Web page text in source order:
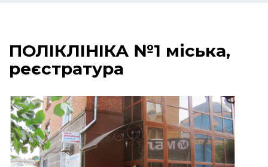
ПОЛІКЛІНІКА №1 міська,
реєстратура